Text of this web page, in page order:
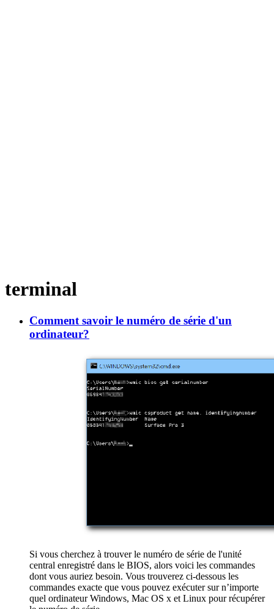
terminal
Comment savoir le numéro de série d'un
ordinateur?
Si vous cherchez à trouver le numéro de série de l'unité
central enregistré dans le BIOS, alors voici les commandes
dont vous auriez besoin. Vous trouverez ci-dessous les
commandes exacte que vous pouvez exécuter sur n’importe
quel ordinateur Windows, Mac OS x et Linux pour récupérer